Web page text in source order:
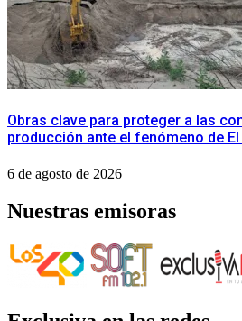
Obras clave para proteger a las
producción ante el fenómeno de El
6 de agosto de 2026
Nuestras emisoras